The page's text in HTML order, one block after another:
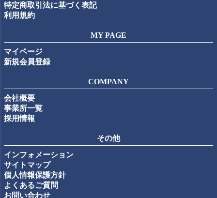
特定商取引法に基づく表記
利用規約
MY PAGE
マイページ
新規会員登録
COMPANY
会社概要
事業所一覧
採用情報
その他
インフォメーション
サイトマップ
個人情報保護方針
よくあるご質問
お問い合わせ